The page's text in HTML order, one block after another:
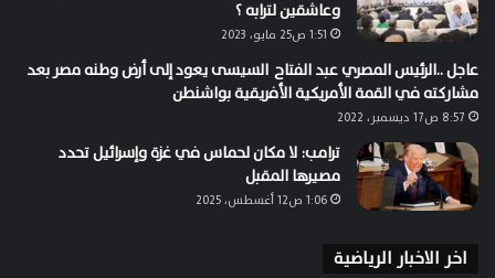
وعاشقين لترابه ؟
1:51 ص25 مايو، 2023
عاجل ..الرئيس المصري عبد الفتاح السيسى يعود إلى أرض وطنه مصر بعد
مشاركته في القمة الأمريكية الأفريقية بواشنطن
8:57 ص17 ديسمبر، 2022
ترامب: لا مكان لحماس في غزة وإسرائيل تحدد
مصيرها المقبل
1:06 ص12 أغسطس، 2025
اخر الاخبار الرياضية